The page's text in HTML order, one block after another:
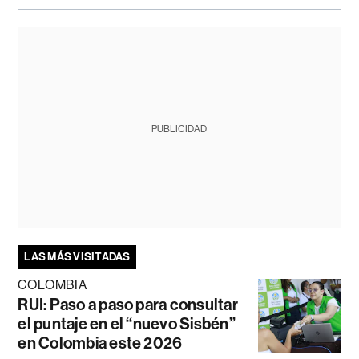
PUBLICIDAD
LAS MÁS VISITADAS
COLOMBIA
RUI: Paso a paso para consultar
el puntaje en el “nuevo Sisbén”
en Colombia este 2026